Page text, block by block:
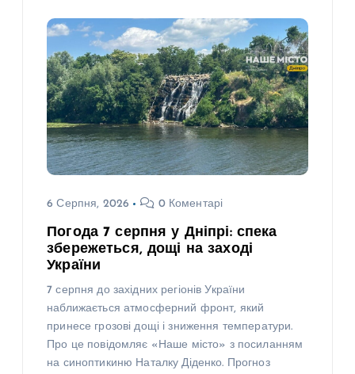
6 Серпня, 2026 0 Коментарі
Погода 7 серпня у Дніпрі: спека
збережеться, дощі на заході
України
7 серпня до західних регіонів України
наближається атмосферний фронт, який
принесе грозові дощі і зниження температури.
Про це повідомляє «Наше місто» з посиланням
на синоптикиню Наталку Діденко. Прогноз